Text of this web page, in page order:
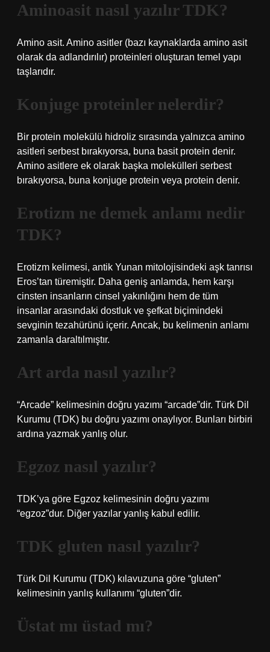
Aminoasit nasıl yazılır TDK?
Amino asit. Amino asitler (bazı kaynaklarda amino asit
olarak da adlandırılır) proteinleri oluşturan temel yapı
taşlarıdır.
Konjuge proteinler nelerdir?
Bir protein molekülü hidroliz sırasında yalnızca amino
asitleri serbest bırakıyorsa, buna basit protein denir.
Amino asitlere ek olarak başka molekülleri serbest
bırakıyorsa, buna konjuge protein veya protein denir.
Erotizm ne demek anlamı nedir
TDK?
Erotizm kelimesi, antik Yunan mitolojisindeki aşk tanrısı
Eros’tan türemiştir. Daha geniş anlamda, hem karşı
cinsten insanların cinsel yakınlığını hem de tüm
insanlar arasındaki dostluk ve şefkat biçimindeki
sevginin tezahürünü içerir. Ancak, bu kelimenin anlamı
zamanla daraltılmıştır.
Art arda nasıl yazılır?
“Arcade” kelimesinin doğru yazımı “arcade”dir. Türk Dil
Kurumu (TDK) bu doğru yazımı onaylıyor. Bunları birbiri
ardına yazmak yanlış olur.
Egzoz nasıl yazılır?
TDK’ya göre Egzoz kelimesinin doğru yazımı
“egzoz”dur. Diğer yazılar yanlış kabul edilir.
TDK gluten nasıl yazılır?
Türk Dil Kurumu (TDK) kılavuzuna göre “gluten”
kelimesinin yanlış kullanımı “gluten”dir.
Üstat mı üstad mı?